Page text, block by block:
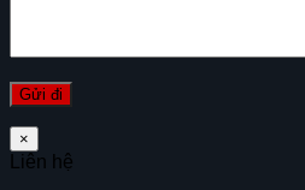
×
Liên hệ